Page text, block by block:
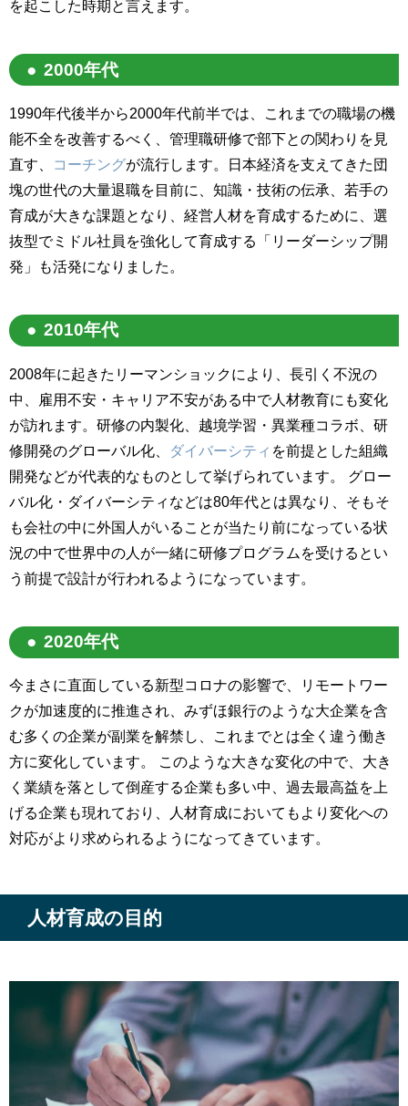
を起こした時期と言えます。
2000年代
1990年代後半から2000年代前半では、これまでの職場の機
能不全を改善するべく、管理職研修で部下との関わりを見
直す、
コーチングが流行します。日本経済を支えてきた団
塊の世代の大量退職を目前に、知識・技術の伝承、若手の
育成が大きな課題となり、経営人材を育成するために、選
抜型でミドル社員を強化して育成する「リーダーシップ開
発」も活発になりました。
2010年代
2008年に起きたリーマンショックにより、長引く不況の
中、雇用不安・キャリア不安がある中で人材教育にも変化
が訪れます。研修の内製化、越境学習・異業種コラボ、研
修開発のグローバル化、
ダイバーシティ を前提とした組織
開発などが代表的なものとして挙げられています。 グロー
バル化・ダイバーシティなどは80年代とは異なり、そもそ
も会社の中に外国人がいることが当たり前になっている状
況の中で世界中の人が一緒に研修プログラムを受けるとい
う前提で設計が行われるようになっています。
2020年代
今まさに直面している新型コロナの影響で、リモートワー
クが加速度的に推進され、みずほ銀行のような大企業を含
む多くの企業が副業を解禁し、これまでとは全く違う働き
方に変化しています。 このような大きな変化の中で、大き
く業績を落として倒産する企業も多い中、過去最高益を上
げる企業も現れており、人材育成においてもより変化への
対応がより求められるようになってきています。
人材育成の目的